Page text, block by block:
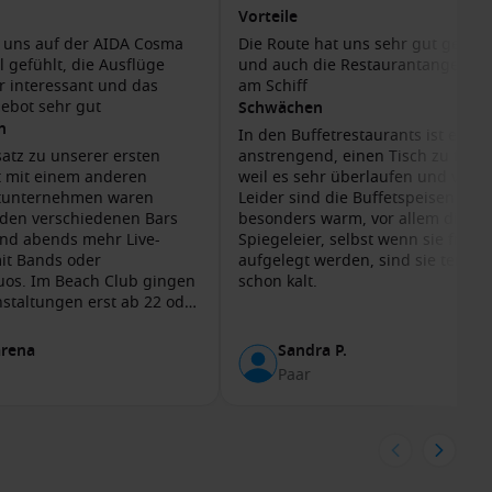
Sie das schönste „Wohnzimmer“ auf dem Meer
Im gläsernen Theatrium sind große Emotionen und
und Klein ist der
Mystery Room, in dem es gilt, Escape-
viele Fans. Natürlich kommen auch Partys an Bord nicht zu
Stimmung. Nette Atmosphäre herrscht auch beim
ohne eine der sagenhaften Partys wie die Silent
man kurzweilige Gameshows. Und Kunstliebhaber
auf das Meer schauen? Im
Sie aus mehr als 80 Anwendungen. Mit dem mehrfach
im Wellnessbereich auf Nachhaltigkeit gesetzt. Lediglich
haben etliche Möglichkeiten, sich an Bord
dem Sportfeld kann man mit Mitreisenden Volleyball und
auf der AIDA Cosma
gefühlt, die Ausflüge
interessant und das
sehr gut
zu unserer ersten
mit einem anderen
waren
verschiedenen Bars
abends mehr Live-
Bands oder
Im Beach Club gingen
erst ab 22 oder
Ausflug am nächsten
Vorteile
Die Route hat uns sehr gut gefallen
und auch die Restaurantangebote
am Schiff
Schwächen
In den Buffetrestaurants ist es
anstrengend, einen Tisch zu
weil es sehr überlaufen und voll ist.
Leider sind die Buffetspeisen nicht
besonders warm, vor allem die
Spiegeleier, selbst wenn sie frisch
aufgelegt werden, sind sie
schon kalt.
Sandra P.
Paar